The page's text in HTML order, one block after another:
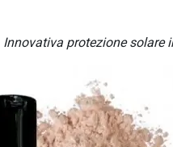
Innovativa protezione solare